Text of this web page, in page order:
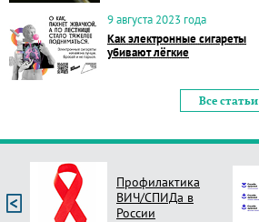
9 августа 2023 года
Как электронные сигареты
убивают лёгкие
Все статьи
Профилактика
ВИЧ/СПИДа в
России